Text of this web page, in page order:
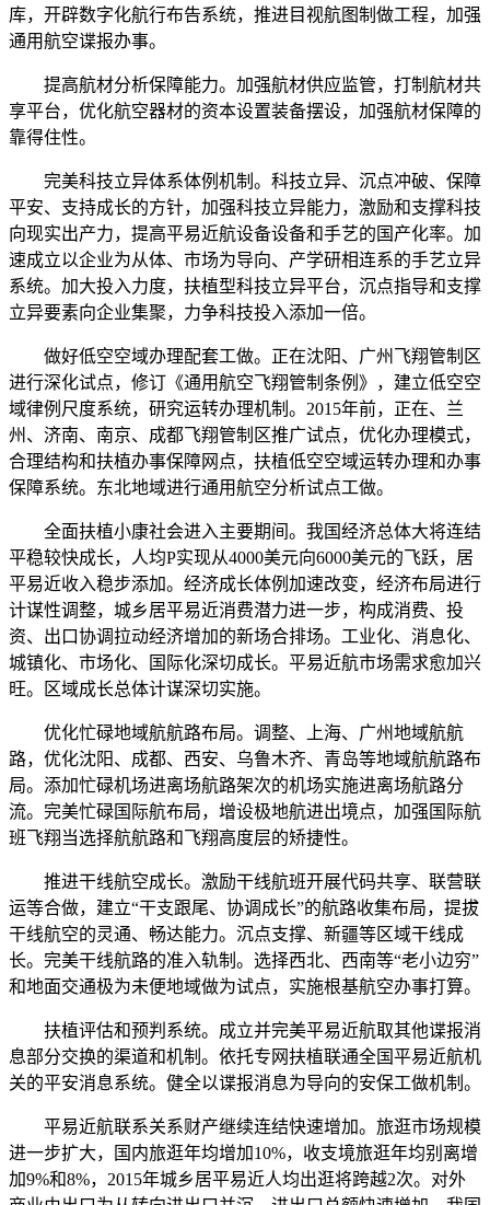
库，开辟数字化航行布告系统，推进目视航图制做工程，加强
通用航空谍报办事。
提高航材分析保障能力。加强航材供应监管，打制航材共
享平台，优化航空器材的资本设置装备摆设，加强航材保障的
靠得住性。
完美科技立异体系体例机制。科技立异、沉点冲破、保障
平安、支持成长的方针，加强科技立异能力，激励和支撑科技
向现实出产力，提高平易近航设备设备和手艺的国产化率。加
速成立以企业为从体、市场为导向、产学研相连系的手艺立异
系统。加大投入力度，扶植型科技立异平台，沉点指导和支撑
立异要素向企业集聚，力争科技投入添加一倍。
做好低空空域办理配套工做。正在沈阳、广州飞翔管制区
进行深化试点，修订《通用航空飞翔管制条例》，建立低空空
域律例尺度系统，研究运转办理机制。2015年前，正在、兰
州、济南、南京、成都飞翔管制区推广试点，优化办理模式，
合理结构和扶植办事保障网点，扶植低空空域运转办理和办事
保障系统。东北地域进行通用航空分析试点工做。
全面扶植小康社会进入主要期间。我国经济总体大将连结
平稳较快成长，人均P实现从4000美元向6000美元的飞跃，居
平易近收入稳步添加。经济成长体例加速改变，经济布局进行
计谋性调整，城乡居平易近消费潜力进一步，构成消费、投
资、出口协调拉动经济增加的新场合排场。工业化、消息化、
城镇化、市场化、国际化深切成长。平易近航市场需求愈加兴
旺。区域成长总体计谋深切实施。
优化忙碌地域航航路布局。调整、上海、广州地域航航
路，优化沈阳、成都、西安、乌鲁木齐、青岛等地域航航路布
局。添加忙碌机场进离场航路架次的机场实施进离场航路分
流。完美忙碌国际航布局，增设极地航进出境点，加强国际航
班飞翔当选择航航路和飞翔高度层的矫捷性。
推进干线航空成长。激励干线航班开展代码共享、联营联
运等合做，建立“干支跟尾、协调成长”的航路收集布局，提拔
干线航空的灵通、畅达能力。沉点支撑、新疆等区域干线成
长。完美干线航路的准入轨制。选择西北、西南等“老小边穷”
和地面交通极为未便地域做为试点，实施根基航空办事打算。
扶植评估和预判系统。成立并完美平易近航取其他谍报消
息部分交换的渠道和机制。依托专网扶植联通全国平易近航机
关的平安消息系统。健全以谍报消息为导向的安保工做机制。
平易近航联系关系财产继续连结快速增加。旅逛市场规模
进一步扩大，国内旅逛年均增加10%，收支境旅逛年均别离增
加9%和8%，2015年城乡居平易近人均出逛将跨越2次。对外